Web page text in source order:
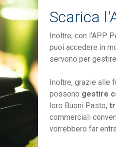
Scarica
Inoltre, con l'APP
puoi accedere in
servono per
Inoltre, grazie alle
possono gestire
loro Buoni Pasto,
commerciali
vorrebbero far